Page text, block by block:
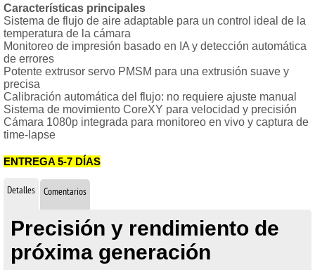
Características principales
Sistema de flujo de aire adaptable para un control ideal de la
temperatura de la cámara
Monitoreo de impresión basado en IA y detección automática
de errores
Potente extrusor servo PMSM para una extrusión suave y
precisa
Calibración automática del flujo: no requiere ajuste manual
Sistema de movimiento CoreXY para velocidad y precisión
Cámara 1080p integrada para monitoreo en vivo y captura de
time-lapse
ENTREGA 5-7 DÍAS
Detalles Comentarios
Precisión y rendimiento de
próxima generación